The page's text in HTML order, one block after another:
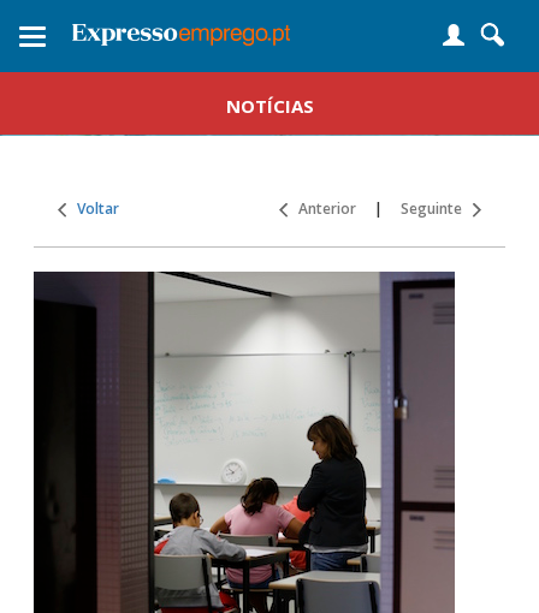
Toggle
NOTÍCIAS
Voltar Anterior | Seguinte